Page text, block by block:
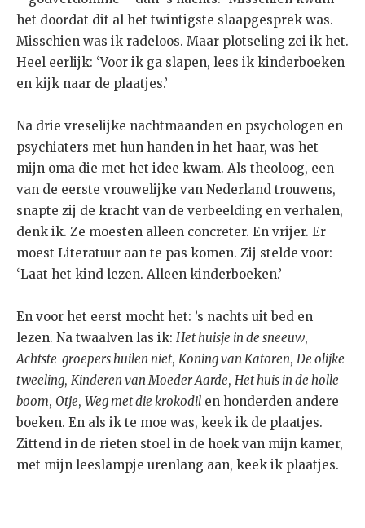
het doordat dit al het twintigste slaapgesprek was.
Misschien was ik radeloos. Maar plotseling zei ik het.
Heel eerlijk: ‘Voor ik ga slapen, lees ik kinderboeken
en kijk naar de plaatjes.’
Na drie vreselijke nachtmaanden en psychologen en
psychiaters met hun handen in het haar, was het
mijn oma die met het idee kwam. Als theoloog, een
van de eerste vrouwelijke van Nederland trouwens,
snapte zij de kracht van de verbeelding en verhalen,
denk ik. Ze moesten alleen concreter. En vrijer. Er
moest Literatuur aan te pas komen. Zij stelde voor:
‘Laat het kind lezen. Alleen kinderboeken.’
En voor het eerst mocht het: ’s nachts uit bed en
lezen. Na twaalven las ik: Het huisje in de sneeuw,
Achtste-groepers huilen niet, Koning van Katoren, De olijke
tweeling, Kinderen van Moeder Aarde, Het huis in de holle
boom, Otje, Weg met die krokodil en honderden andere
boeken. En als ik te moe was, keek ik de plaatjes.
Zittend in de rieten stoel in de hoek van mijn kamer,
met mijn leeslampje urenlang aan, keek ik plaatjes.